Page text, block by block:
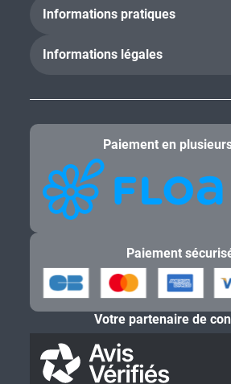
Informations pratiques
Informations légales
Paiement en
Paiement
Votre partenaire de